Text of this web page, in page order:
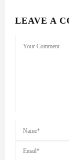
LEAVE A